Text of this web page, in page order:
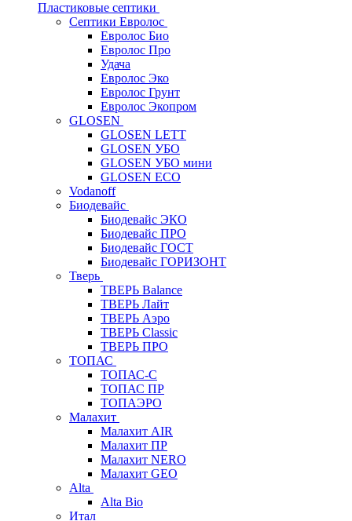
Пластиковые септики
Септики Евролос
Евролос Био
Евролос Про
Удача
Евролос Эко
Евролос Грунт
Евролос Экопром
GLOSEN
GLOSEN LETT
GLOSEN УБО
GLOSEN УБО мини
GLOSEN ECO
Vodanoff
Биодевайс
Биодевайс ЭКО
Биодевайс ПРО
Биодевайс ГОСТ
Биодевайс ГОРИЗОНТ
Тверь
ТВЕРЬ Balance
ТВЕРЬ Лайт
ТВЕРЬ Аэро
ТВЕРЬ Classic
ТВЕРЬ ПРО
ТОПАС
ТОПАС-С
ТОПАС ПР
ТОПАЭРО
Малахит
Малахит AIR
Малахит ПР
Малахит NERO
Малахит GEO
Alta
Alta Bio
Итал